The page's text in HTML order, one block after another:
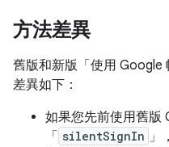
方法差異
舊版和新版「使用 Google
差異如下：
如果您先前使用舊版
「
silentSignIn 」